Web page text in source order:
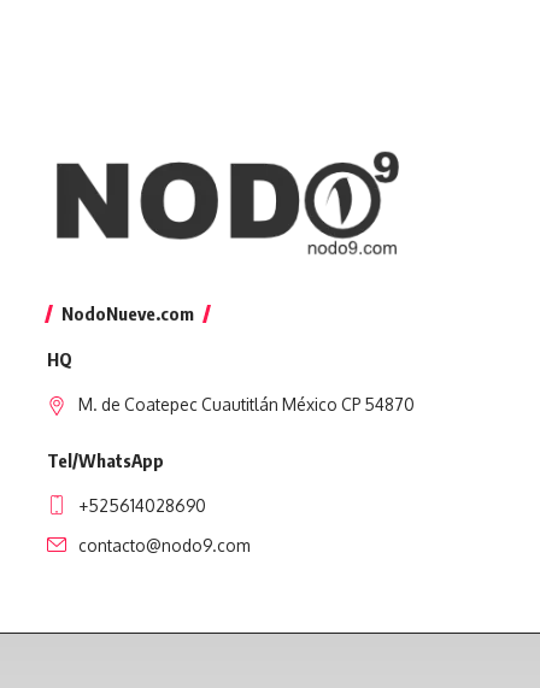
NodoNueve.com
HQ
M. de Coatepec Cuautitlán México CP 54870
Tel/WhatsApp
+525614028690
contacto@nodo9.com